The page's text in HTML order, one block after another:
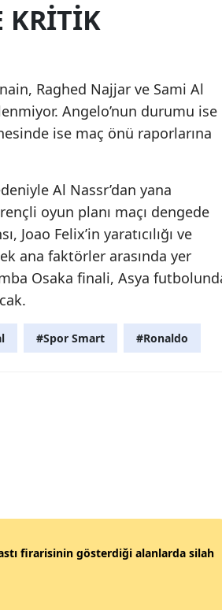
KRITIK
Raghed Najjar ve Sami Al
Angelo’nun durumu ise
ise maç önü raporlarına
Al Nassr’dan yana
oyun planı maçı dengede
Joao Felix’in yaratıcılığı ve
ana faktörler arasında yer
Osaka finali, Asya
#Spor Smart #Ronaldo
firarisinin gösterdiği alanlarda silah